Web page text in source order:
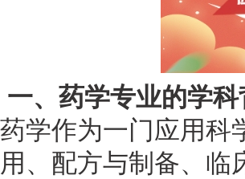
一、药学专业的学科
药学作为一门应用科
用、配方与制备、临